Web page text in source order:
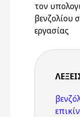
τον
εργασίας